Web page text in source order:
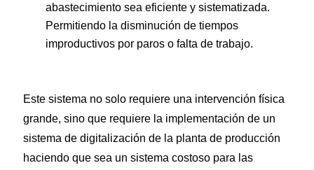
abastecimiento sea eficiente y sistematizada.
Permitiendo la disminución de tiempos
improductivos por paros o falta de trabajo.
Este sistema no solo requiere una intervención física
grande, sino que requiere la implementación de un
sistema de digitalización de la planta de producción
haciendo que sea un sistema costoso para las